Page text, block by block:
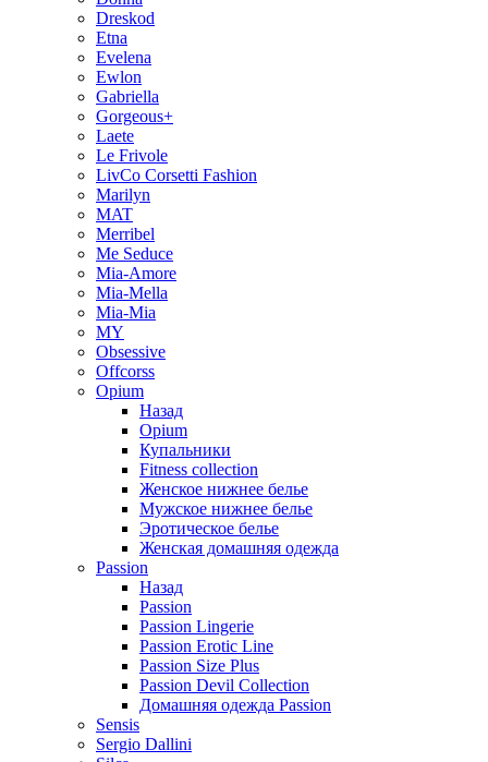
Dreskod
Etna
Evelena
Ewlon
Gabriella
Gorgeous+
Laete
Le Frivole
LivCo Corsetti Fashion
Marilyn
MAT
Merribel
Me Seduce
Mia-Amore
Mia-Mella
Mia-Mia
MY
Obsessive
Offcorss
Opium
Назад
Opium
Купальники
Fitness collection
Женское нижнее белье
Мужское нижнее белье
Эротическое белье
Женская домашняя одежда
Passion
Назад
Passion
Passion Lingerie
Passion Erotic Line
Passion Size Plus
Passion Devil Collection
Домашняя одежда Passion
Sensis
Sergio Dallini